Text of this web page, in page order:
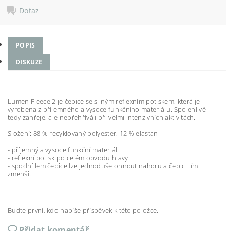
Dotaz
POPIS
DISKUZE
Lumen Fleece 2 je čepice se silným reflexním potiskem, která je
vyrobena z příjemného a vysoce funkčního materiálu. Spolehlivě
tedy zahřeje, ale nepřehřívá i při velmi intenzivních aktivitách.
Složení: 88 % recyklovaný polyester, 12 % elastan
- příjemný a vysoce funkční materiál
- reflexní potisk po celém obvodu hlavy
- spodní lem čepice lze jednoduše ohnout nahoru a čepici tím
zmenšit
Buďte první, kdo napíše příspěvek k této položce.